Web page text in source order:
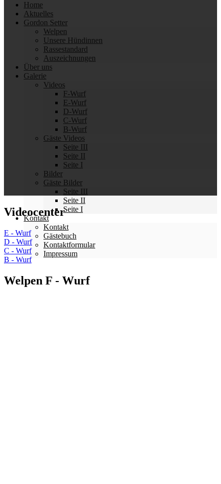
Home
Aktuelles
Gordon Setter
Welpen
Unsere Hündinnen
Rassestandard
Auszeichnungen
Über uns
Galerie
Videos
F-Wurf
E-Wurf
D-Wurf
C-Wurf
B-Wurf
Gäste Videos
Seite III
Seite II
Seite I
Bilder
Gäste Bilder
Seite III
Seite II
Seite I
Kontakt
Kontakt
Gästebuch
Kontaktformular
Impressum
Videocenter
E - Wurf
D - Wurf
C - Wurf
B - Wurf
Welpen F - Wurf